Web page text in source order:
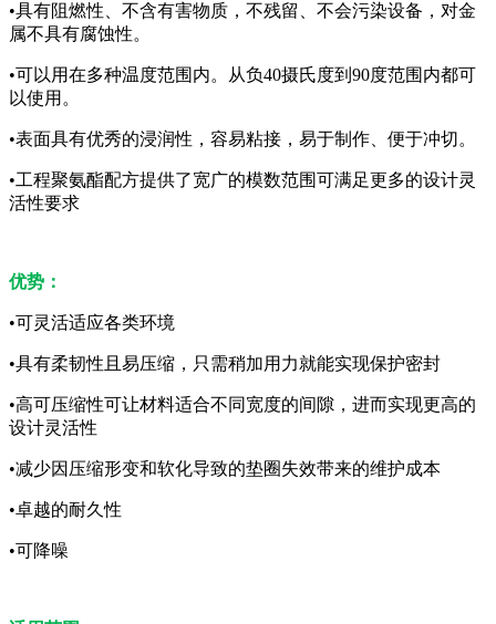
•具有阻燃性、不含有害物质，不残留、不会污染设备，对金
属不具有腐蚀性。
•可以用在多种温度范围内。从负40摄氏度到90度范围内都可
以使用。
•表面具有优秀的浸润性，容易粘接，易于制作、便于冲切。
•工程聚氨酯配方提供了宽广的模数范围可满足更多的设计灵
活性要求
优势：
•可灵活适应各类环境
•具有柔韧性且易压缩，只需稍加用力就能实现保护密封
•高可压缩性可让材料适合不同宽度的间隙，进而实现更高的
设计灵活性
•减少因压缩形变和软化导致的垫圈失效带来的维护成本
•卓越的耐久性
•可降噪